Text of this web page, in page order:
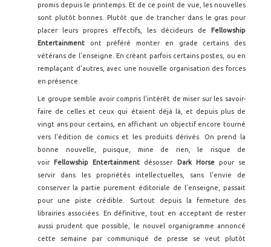
promis depuis le printemps. Et de ce point de vue, les nouvelles
sont plutôt bonnes. Plutôt que de trancher dans le gras pour
placer leurs propres effectifs, les décideurs de
Fellowship
Entertainment ont préféré monter en grade certains des
vétérans de l'enseigne. En créant parfois certains postes, ou en
remplaçant d'autres, avec une nouvelle organisation des forces
en présence.
Le groupe semble avoir compris l'intérêt de miser sur les savoir-
faire de celles et ceux qui étaient déjà là, et depuis plus de
vingt ans pour certains, en affichant un objectif encore tourné
vers l'édition de comics et les produits dérivés. On prend la
bonne nouvelle, puisque, mine de rien, le risque de
voir
Fellowship Entertainment désosser Dark Horsepour se
servir dans les propriétés intellectuelles, sans l'envie de
conserver la partie purement éditoriale de l'enseigne, passait
pour une piste crédible. Surtout depuis la fermeture des
librairies associées. En définitive, tout en acceptant de rester
aussi prudent que possible, le nouvel organigramme annoncé
cette semaine par communiqué de presse se veut plutôt